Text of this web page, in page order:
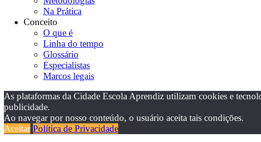
Na Prática
Conceito
O que é
Linha do tempo
Glossário
Especialistas
Marcos legais
As plataformas da Cidade Escola Aprendiz utilizam cookies e
publicidade.
Ao navegar por nosso conteúdo, o usuário aceita tais condições.
Aceitar Política de Privacidade